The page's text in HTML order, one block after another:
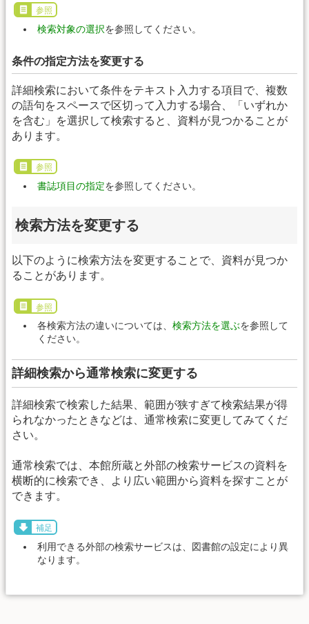
参照
検索対象の選択を参照してください。
条件の指定方法を変更する
詳細検索において条件をテキスト入力する項目で、複数
の語句をスペースで区切って入力する場合、「いずれか
を含む」を選択して検索すると、資料が見つかることが
あります。
参照
書誌項目の指定を参照してください。
検索方法を変更する
以下のように検索方法を変更することで、資料が見つか
ることがあります。
参照
各検索方法の違いについては、 検索方法を選ぶを参照して
ください。
詳細検索から通常検索に変更する
詳細検索で検索した結果、範囲が狭すぎて検索結果が得
られなかったときなどは、通常検索に変更してみてくだ
さい。
通常検索では、本館所蔵と外部の検索サービスの資料を
横断的に検索でき、より広い範囲から資料を探すことが
できます。
補足
利用できる外部の検索サービスは、図書館の設定により異
なります。